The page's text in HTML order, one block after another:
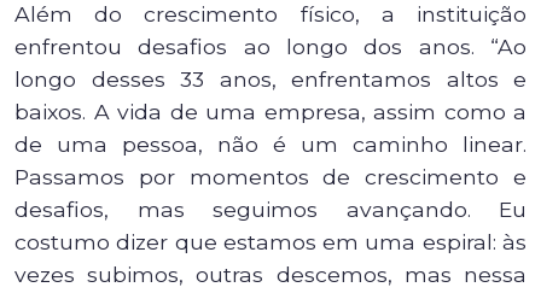
Além do crescimento físico, a instituição
enfrentou desafios ao longo dos anos. “Ao
longo desses 33 anos, enfrentamos altos e
baixos. A vida de uma empresa, assim como a
de uma pessoa, não é um caminho linear.
Passamos por momentos de crescimento e
desafios, mas seguimos avançando. Eu
costumo dizer que estamos em uma espiral: às
vezes subimos, outras descemos, mas nessa